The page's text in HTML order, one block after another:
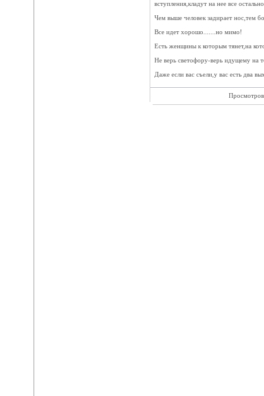
вступления,кладут на нее все
Чем выше человек задирает нос,тем
Все идет хорошо.......но мимо!
Есть женщины к которым тянет,на
Не верь светофору-верь идущему на
Даже если вас съели,у вас есть два